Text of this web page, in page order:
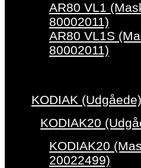
AR80 VL1
80002011)
AR80 VL1S
80002011)
KODIAK (Udgåede)
KODIAK20
KODIAK20
20022499)